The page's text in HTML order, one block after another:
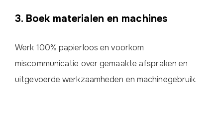
3. Boek materialen en machines
Werk 100% papierloos en voorkom
miscommunicatie over gemaakte afspraken en
uitgevoerde werkzaamheden en machinegebruik.